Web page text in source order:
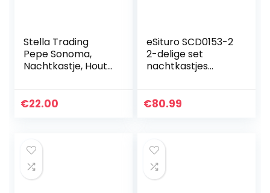
Stella Trading
Pepe Sonoma,
Nachtkastje, Hout,
€22.00
eSituro SCD0153-2
2-delige set
nachtkastjes
Scandinavisch
€80.99